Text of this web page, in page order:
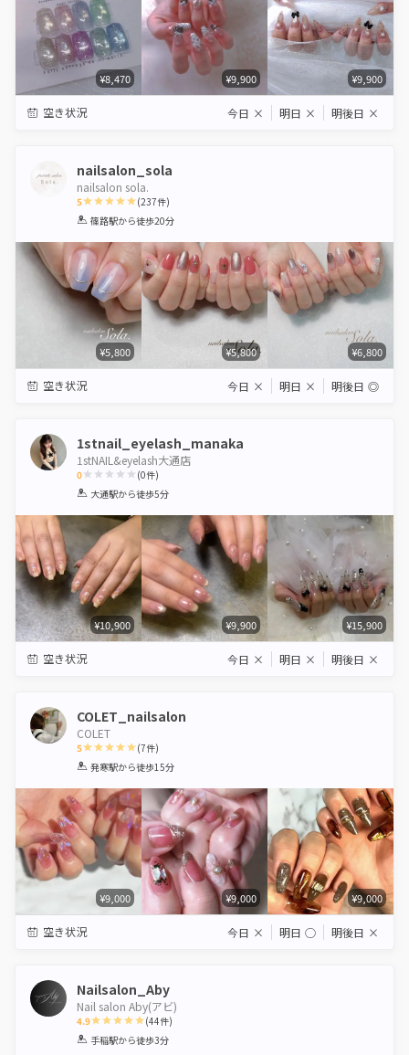
¥8,470 ¥9,900 ¥9,900
空き状況 今日 × 明日 × 明後日 ×
nailsalon_sola
nailsalon sola.
5
1 2 3 4 5
(237件)
篠路駅から徒歩20分
¥5,800 ¥5,800 ¥6,800
空き状況 今日 × 明日 × 明後日 ◎
1stnail_eyelash_manaka
1stNAIL&eyelash大通店
0
1 2 3 4 5
(0件)
大通駅から徒歩5分
¥10,900 ¥9,900 ¥15,900
空き状況 今日 × 明日 × 明後日 ×
COLET_nailsalon
COLET
5
1 2 3 4 5
(7件)
発寒駅から徒歩15分
¥9,000 ¥9,000 ¥9,000
空き状況 今日 × 明日 ◯ 明後日 ×
Nailsalon_Aby
Nail salon Aby(アビ)
4.9
1 2 3 4 5
(44件)
手稲駅から徒歩3分